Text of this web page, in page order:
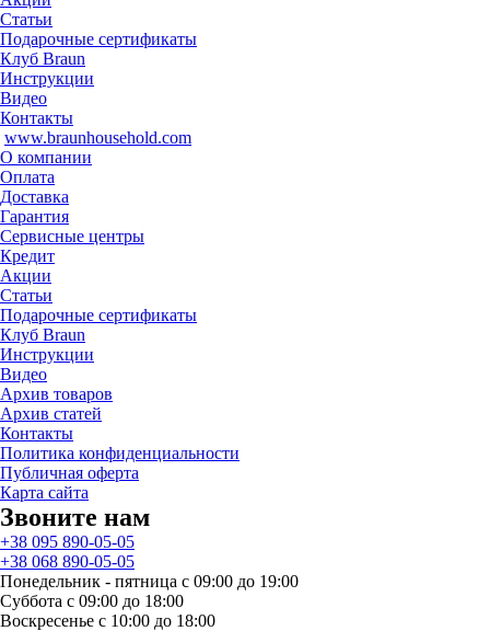
Статьи
Подарочные сертификаты
Клуб Braun
Инструкции
Видео
Контакты
www.braunhousehold.com
О компании
Оплата
Доставка
Гарантия
Сервисные центры
Кредит
Акции
Статьи
Подарочные сертификаты
Клуб Braun
Инструкции
Видео
Архив товаров
Архив статей
Контакты
Политика конфиденциальности
Публичная оферта
Карта сайта
Звоните нам
+38 095 890-05-05
+38 068 890-05-05
Понедельник - пятница с 09:00 до 19:00
Суббота с 09:00 до 18:00
Воскресенье с 10:00 до 18:00